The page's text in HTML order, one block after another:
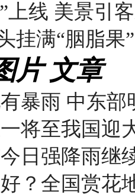
上线 美景引
挂满“胭脂果”
片 文章
暴雨 中东部
将至我国迎
日强降雨继
？全国赏花